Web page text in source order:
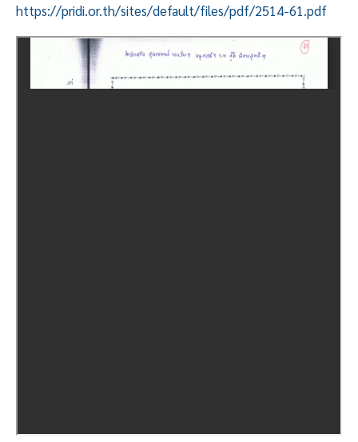
https://pridi.or.th/sites/default/files/pdf/2514-61.pdf